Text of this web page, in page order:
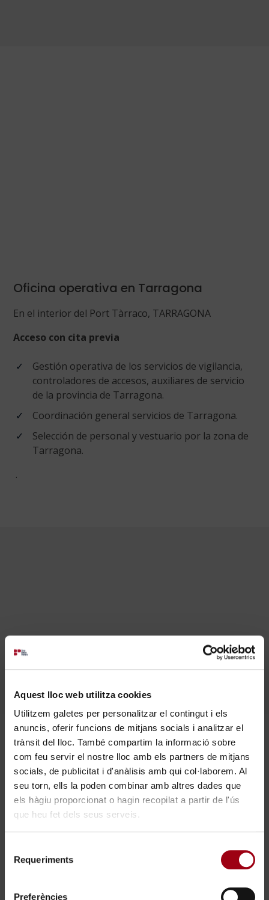
Aquest lloc web utilitza cookies
Utilitzem galetes per personalitzar el contingut i els
anuncis, oferir funcions de mitjans socials i analitzar el
trànsit del lloc. També compartim la informació sobre
com feu servir el nostre lloc amb els partners de mitjans
socials, de publicitat i d'anàlisis amb qui col·laborem. Al
seu torn, ells la poden combinar amb altres dades que
els hàgiu proporcionat o hagin recopilat a partir de l'ús
que heu fet dels seus serveis.
Requeriments
Preferències
Oficina operativa en Tarragona
En el interior del Port Tàrraco, TARRAGONA
Acceso con cita previa
Gestión operativa de los servicios de vigilancia,
controladores de accesos, auxiliares de servicio
de la provincia de Tarragona.
Coordinación general servicios de Tarragona.
Selección de personal y vestuario por la zona de
Tarragona.
.
Barna Protección y Seguridad, S.L.
Edificio corporativo. C/Arizala, 41, baixos. 08028
BARCELONA
Trabaja con nosotros